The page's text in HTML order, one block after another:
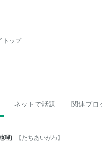
トップ
ネットで話題 関連ブロ
理) 【たちあいがわ】